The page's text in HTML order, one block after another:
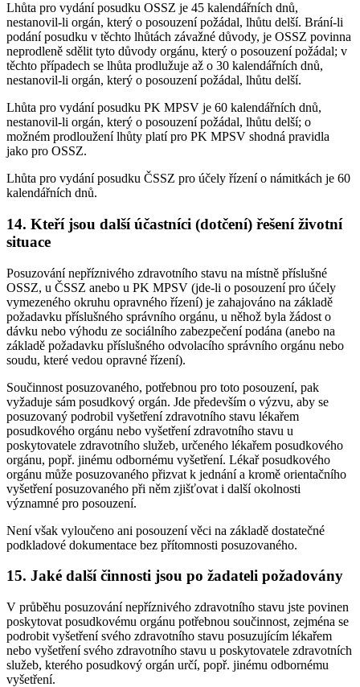
Lhůta pro vydání posudku OSSZ je 45 kalendářních dnů,
nestanovil-li orgán, který o posouzení požádal, lhůtu delší. Brání-li
podání posudku v těchto lhůtách závažné důvody, je OSSZ povinna
neprodleně sdělit tyto důvody orgánu, který o posouzení požádal; v
těchto případech se lhůta prodlužuje až o 30 kalendářních dnů,
nestanovil-li orgán, který o posouzení požádal, lhůtu delší.
Lhůta pro vydání posudku PK MPSV je 60 kalendářních dnů,
nestanovil-li orgán, který o posouzení požádal, lhůtu delší; o
možném prodloužení lhůty platí pro PK MPSV shodná pravidla
jako pro OSSZ.
Lhůta pro vydání posudku ČSSZ pro účely řízení o námitkách je 60
kalendářních dnů.
14. Kteří jsou další účastníci (dotčení) řešení životní
situace
Posuzování nepříznivého zdravotního stavu na místně příslušné
OSSZ, u ČSSZ anebo u PK MPSV (jde-li o posouzení pro účely
vymezeného okruhu opravného řízení) je zahajováno na základě
požadavku příslušného správního orgánu, u něhož byla žádost o
dávku nebo výhodu ze sociálního zabezpečení podána (anebo na
základě požadavku příslušného odvolacího správního orgánu nebo
soudu, které vedou opravné řízení).
Součinnost posuzovaného, potřebnou pro toto posouzení, pak
vyžaduje sám posudkový orgán. Jde především o výzvu, aby se
posuzovaný podrobil vyšetření zdravotního stavu lékařem
posudkového orgánu nebo vyšetření zdravotního stavu u
poskytovatele zdravotního služeb, určeného lékařem posudkového
orgánu, popř. jinému odbornému vyšetření. Lékař posudkového
orgánu může posuzovaného přizvat k jednání a kromě orientačního
vyšetření posuzovaného při něm zjišťovat i další okolnosti
významné pro posouzení.
Není však vyloučeno ani posouzení věci na základě dostatečné
podkladové dokumentace bez přítomnosti posuzovaného.
15. Jaké další činnosti jsou po žadateli požadovány
V průběhu posuzování nepříznivého zdravotního stavu jste povinen
poskytovat posudkovému orgánu potřebnou součinnost, zejména se
podrobit vyšetření svého zdravotního stavu posuzujícím lékařem
nebo vyšetření svého zdravotního stavu u poskytovatele zdravotních
služeb, kterého posudkový orgán určí, popř. jinému odbornému
vyšetření.